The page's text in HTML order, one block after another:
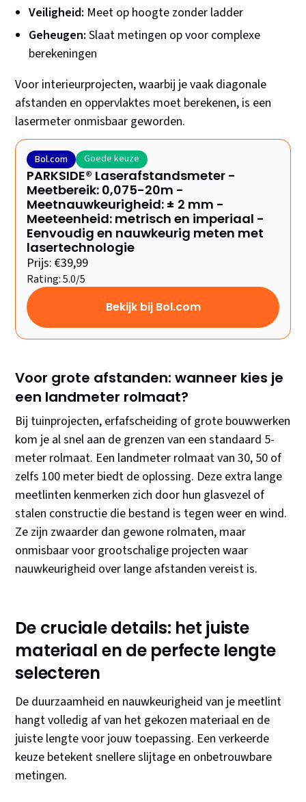
Veiligheid: Meet op hoogte zonder ladder
Geheugen: Slaat metingen op voor complexe
berekeningen
Voor interieurprojecten, waarbij je vaak diagonale
afstanden en oppervlaktes moet berekenen, is een
lasermeter onmisbaar geworden.
Bol.com Goede keuze
PARKSIDE® Laserafstandsmeter -
Meetbereik: 0,075-20m -
Meetnauwkeurigheid: ± 2 mm -
Meeteenheid: metrisch en imperiaal -
Eenvoudig en nauwkeurig meten met
lasertechnologie
Prijs: €39,99
Rating: 5.0/5
Bekijk bij Bol.com
Voor grote afstanden: wanneer kies je
een landmeter rolmaat?
Bij tuinprojecten, erfafscheiding of grote bouwwerken
kom je al snel aan de grenzen van een standaard 5-
meter rolmaat. Een landmeter rolmaat van 30, 50 of
zelfs 100 meter biedt de oplossing. Deze extra lange
meetlinten kenmerken zich door hun glasvezel of
stalen constructie die bestand is tegen weer en wind.
Ze zijn zwaarder dan gewone rolmaten, maar
onmisbaar voor grootschalige projecten waar
nauwkeurigheid over lange afstanden vereist is.
De cruciale details: het juiste
materiaal en de perfecte lengte
selecteren
De duurzaamheid en nauwkeurigheid van je meetlint
hangt volledig af van het gekozen materiaal en de
juiste lengte voor jouw toepassing. Een verkeerde
keuze betekent snellere slijtage en onbetrouwbare
metingen.